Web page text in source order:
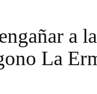
a
La